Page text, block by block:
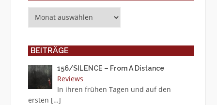
BEITRÄGE
156/SILENCE – From A Distance
Reviews
In ihren frühen Tagen und auf den
ersten […]